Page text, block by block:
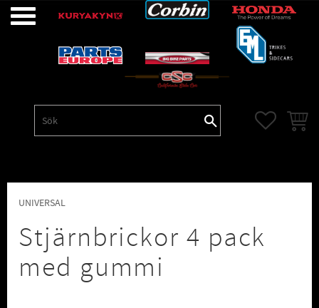
UNIVERSAL
Stjärnbrickor 4 pack
med gummi